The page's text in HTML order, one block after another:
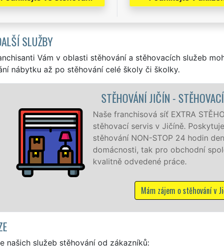
SLUŽBY
Vám v oblasti stěhování a stěhovacích služeb
nábytku až po stěhování celé školy či školky.
STĚHOVÁNÍ vám zajišťuje kompletní
Poskytujeme profesionální a kvalitní služby
24 hodin denně, 7 dní v týdnu jak pro
společnosti, a to levně a se zárukou
našich služeb stěhování od zákazníků: